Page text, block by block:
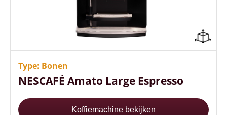
Hoge capaciteit, weinig bijvullen
Sterkte regeling per consumptie
Energiezuinig (A++ energielabel)
Type: Bonen
NESCAFÉ Amato Large Espresso
Koffiemachine bekijken